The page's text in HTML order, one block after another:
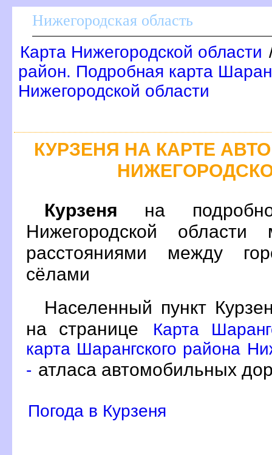
Нижегородская область
Карта Нижегородской области
район. Подробная карта
Нижегородской области
КУРЗЕНЯ НА КАРТЕ
Курзеня на
Нижегородской
расстояниями между
сёлами
Населенный пункт
на странице
Карта
карта Шарангского района
- атласа автомобильных
Погода в Курзеня